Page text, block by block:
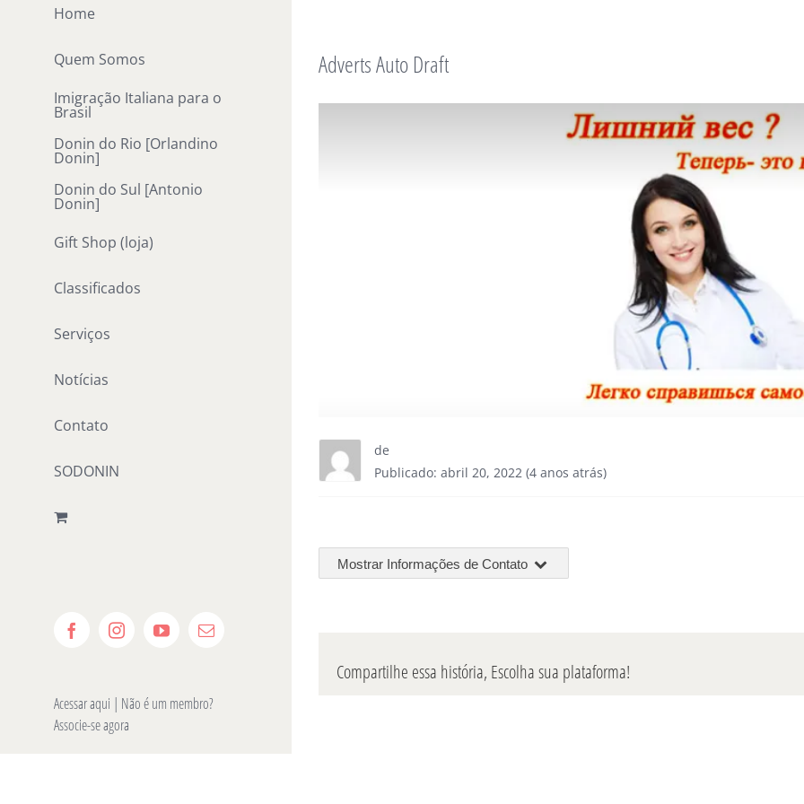
Home
Quem Somos
Imigração Italiana para o
Brasil
Donin do Rio [Orlandino
Donin]
Donin do Sul [Antonio
Donin]
Gift Shop (loja)
Classificados
Serviços
Notícias
Contato
SODONIN
FacebookInstagramYouTube
E-
Acessar aqui | Não é um membro?
Associe-se agora
Adverts Auto Draft
de
Publicado: abril 20, 2022 (4 anos atrás)
Mostrar Informações de Contato
Compartilhe essa história, Escolha sua plataforma!